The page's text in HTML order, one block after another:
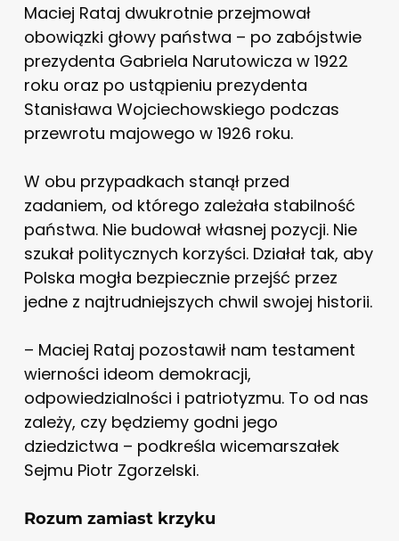
Maciej Rataj dwukrotnie przejmował
obowiązki głowy państwa – po zabójstwie
prezydenta Gabriela Narutowicza w 1922
roku oraz po ustąpieniu prezydenta
Stanisława Wojciechowskiego podczas
przewrotu majowego w 1926 roku.
W obu przypadkach stanął przed
zadaniem, od którego zależała stabilność
państwa. Nie budował własnej pozycji. Nie
szukał politycznych korzyści. Działał tak, aby
Polska mogła bezpiecznie przejść przez
jedne z najtrudniejszych chwil swojej historii.
– Maciej Rataj pozostawił nam testament
wierności ideom demokracji,
odpowiedzialności i patriotyzmu. To od nas
zależy, czy będziemy godni jego
dziedzictwa – podkreśla wicemarszałek
Sejmu Piotr Zgorzelski.
Rozum zamiast krzyku